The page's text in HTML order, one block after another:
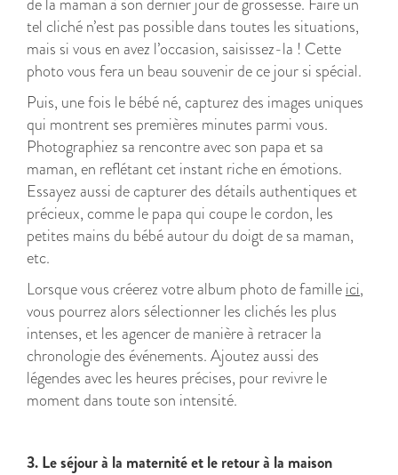
tel cliché n’est pas possible dans toutes les situations,
mais si vous en avez l’occasion, saisissez-la ! Cette
photo vous fera un beau souvenir de ce jour si spécial.
Puis, une fois le bébé né, capturez des images uniques
qui montrent ses premières minutes parmi vous.
Photographiez sa rencontre avec son papa et sa
maman, en reflétant cet instant riche en émotions.
Essayez aussi de capturer des détails authentiques et
précieux, comme le papa qui coupe le cordon, les
petites mains du bébé autour du doigt de sa maman,
etc.
Lorsque vous créerez votre album photo de familleici,
vous pourrez alors sélectionner les clichés les plus
intenses, et les agencer de manière à retracer la
chronologie des événements. Ajoutez aussi des
légendes avec les heures précises, pour revivre le
moment dans toute son intensité.
3. Le séjour à la maternité et le retour à la maison